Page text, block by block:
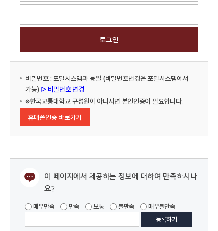
비밀번호 : 포털시스템과 동일 (비밀번호변경은 포털시스템에서
가능) ᐅ 비밀번호 변경
※한국교통대학교 구성원이 아니시면 본인인증이 필요합니다.
휴대폰인증 바로가기
이 페이지에서 제공하는 정보에 대하여 만족하시나
요?
매우만족 만족 보통 불만족 매우불만족